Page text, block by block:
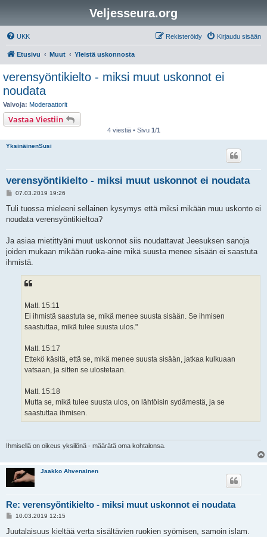
Veljesseura.org
UKK Kirjaudu sisään
Rekisteröidy
Etusivu Muut Yleistä uskonnosta
verensyöntikielto - miksi muut uskonnot ei
noudata
Valvoja: Moderaattorit
Vastaa Viestiin
4 viestiä • Sivu 1/1
YksinäinenSusi
verensyöntikielto - miksi muut uskonnot ei noudata
V
e
t
07.03.2019 19:26
Tuli tuossa mieleeni sellainen kysymys että miksi mikään muu uskonto ei
noudata verensyöntikieltoa?
Ja asiaa mietittyäni muut uskonnot siis noudattavat Jeesuksen sanoja
joiden mukaan mikään ruoka-aine mikä suusta menee sisään ei saastuta
ihmistä.
Matt. 15:11
Ei ihmistä saastuta se, mikä menee suusta sisään. Se ihmisen
saastuttaa, mikä tulee suusta ulos."
Matt. 15:17
Ettekö käsitä, että se, mikä menee suusta sisään, jatkaa kulkuaan
vatsaan, ja sitten se ulostetaan.
Matt. 15:18
Mutta se, mikä tulee suusta ulos, on lähtöisin sydämestä, ja se
saastuttaa ihmisen.
Ihmisellä on oikeus yksilönä - määrätä oma kohtalonsa.
Jaakko Ahvenainen
Re: verensyöntikielto - miksi muut uskonnot ei noudata
V
e
10.03.2019 12:15
Juutalaisuus kieltää verta sisältävien ruokien syömisen, samoin islam.